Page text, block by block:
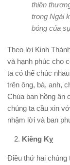
thiên
trong Ngài
bóng của
Theo lời Kinh
và hạnh phúc cho
ta có thể chúc
trên ông, bà, anh,
Chúa ban hồng ân
chúng ta cầu xin
nhậm lời và ban
Kiêng Kỵ
Ðiều thứ hai chúng